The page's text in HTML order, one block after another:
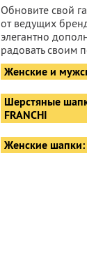
Обновите свой
от ведущих
элегантно
радовать
Женские и
Шерстяные
FRANCHI
Женские